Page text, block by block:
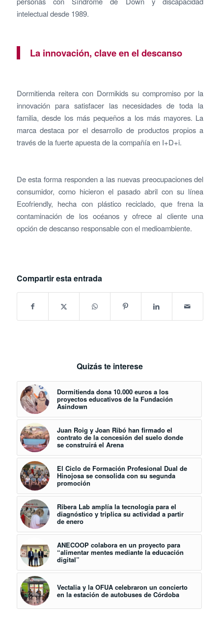
intelectual desde 1989.
La innovación, clave en el descanso
Dormitienda reitera con Dormikids su compromiso por la
innovación para satisfacer las necesidades de toda la
familia, desde los más pequeños a los más mayores. La
marca destaca por el desarrollo de productos propios a
través de la fuerte apuesta de la compañía en I+D+i.
De esta forma responden a las nuevas preocupaciones del
consumidor, como hicieron el pasado abril con su línea
Ecofriendly, hecha con plástico reciclado, que frena la
contaminación de los océanos y ofrece al cliente una
opción de descanso responsable con el medioambiente.
Compartir esta entrada
Quizás te interese
Dormitienda dona 10.000 euros a los
proyectos educativos de la Fundación
Asindown
Juan Roig y Joan Ribó han firmado el
contrato de la concesión del suelo donde
se construirá el Arena
El Ciclo de Formación Profesional Dual de
Hinojosa se consolida con su segunda
promoción
Ribera Lab amplía la tecnología para el
diagnóstico y triplica su actividad a partir
de enero
ANECOOP colabora en un proyecto para
“alimentar mentes mediante la educación
digital”
Vectalia y la OFUA celebraron un concierto
en la estación de autobuses de Córdoba